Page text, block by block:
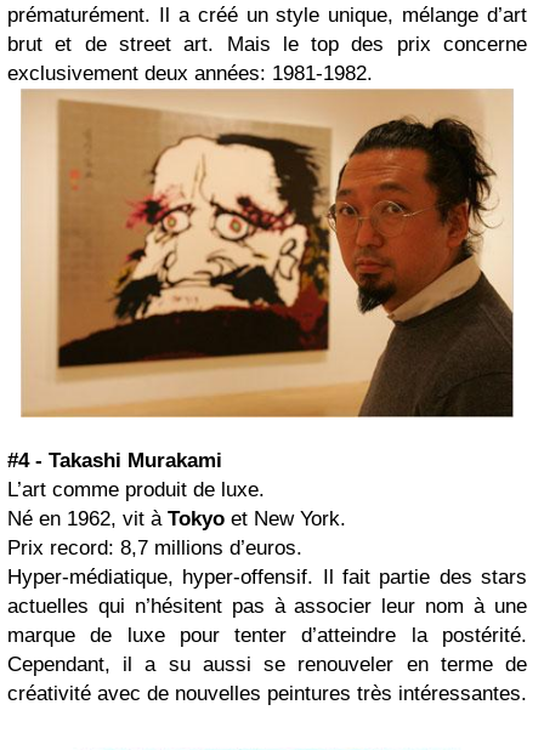
prématurément. Il a créé un style unique, mélange d’art
brut et de street art. Mais le top des prix concerne
exclusivement deux années: 1981-1982.
#4 - Takashi Murakami
L’art comme produit de luxe.
Né en 1962, vit à Tokyo et New York.
Prix record: 8,7 millions d’euros.
Hyper-médiatique, hyper-offensif. Il fait partie des stars
actuelles qui n’hésitent pas à associer leur nom à une
marque de luxe pour tenter d’atteindre la postérité.
Cependant, il a su aussi se renouveler en terme de
créativité avec de nouvelles peintures très intéressantes.